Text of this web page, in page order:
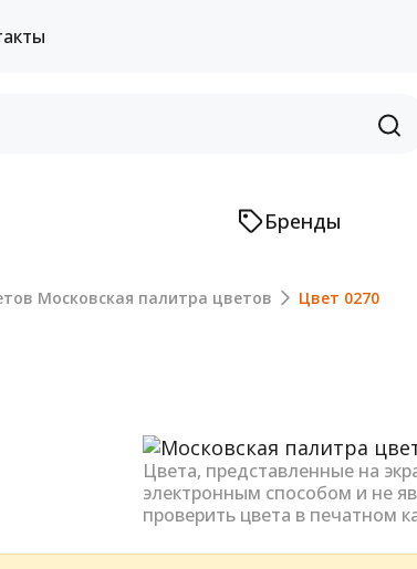
Бренды
Московская палитра цветов Цвет 0270
Цвета, представленные на
электронным способом и не
проверить цвета в печатном